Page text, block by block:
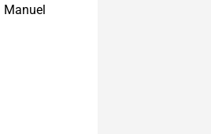
Manuel